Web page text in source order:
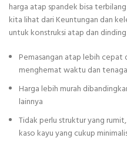
harga atap spandek bisa
kita lihat dari Keuntungan dan
untuk konstruksi atap dan
Pemasangan atap lebih cepat
menghemat waktu dan tenaga
Harga lebih murah
lainnya
Tidak perlu struktur yang
kaso kayu yang cukup